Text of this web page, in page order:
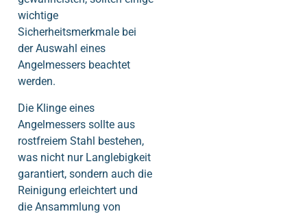
wichtige
Sicherheitsmerkmale bei
der Auswahl eines
Angelmessers beachtet
werden.
Die Klinge eines
Angelmessers sollte aus
rostfreiem Stahl bestehen,
was nicht nur Langlebigkeit
garantiert, sondern auch die
Reinigung erleichtert und
die Ansammlung von